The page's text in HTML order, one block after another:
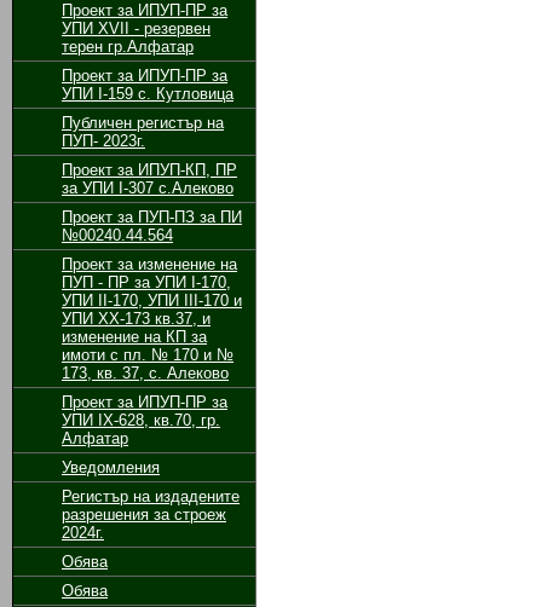
Проект за ИПУП-ПР за
УПИ XVII - резервен
терен гр.Алфатар
Проект за ИПУП-ПР за
УПИ I-159 с. Кутловица
Публичен регистър на
ПУП- 2023г.
Проект за ИПУП-КП, ПР
за УПИ I-307 с.Алеково
Проект за ПУП-ПЗ за ПИ
№00240.44.564
Проект за изменение на
ПУП - ПР за УПИ І-170,
УПИ ІІ-170, УПИ ІІІ-170 и
УПИ ХХ-173 кв.37, и
изменение на КП за
имоти с пл. № 170 и №
173, кв. 37, с. Алеково
Проект за ИПУП-ПР за
УПИ ІХ-628, кв.70, гр.
Алфатар
Уведомления
Регистър на издадените
разрешения за строеж
2024г.
Обява
Обява